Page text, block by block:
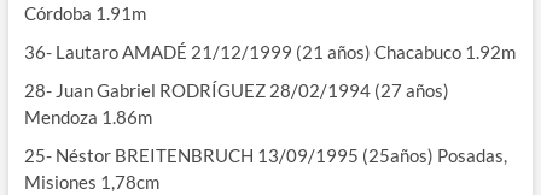
Córdoba 1.91m
36- Lautaro AMADÉ 21/12/1999 (21 años) Chacabuco 1.92m
28- Juan Gabriel RODRÍGUEZ 28/02/1994 (27 años)
Mendoza 1.86m
25- Néstor BREITENBRUCH 13/09/1995 (25años) Posadas,
Misiones 1,78cm